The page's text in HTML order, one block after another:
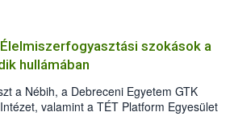
szokások a
hullámában
a Nébih, a Debreceni Egyetem GTK
valamint a TÉT Platform Egyesület
2021 májusában. A